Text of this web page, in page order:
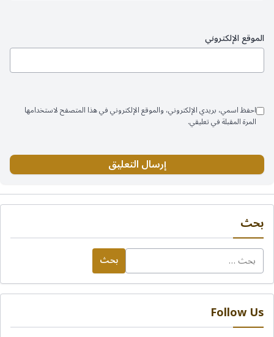
الموقع الإلكتروني
احفظ اسمي، بريدي الإلكتروني، والموقع الإلكتروني في هذا المتصفح لاستخدامها
المرة المقبلة في تعليقي.
بحث
البحث
عن:
Follow Us